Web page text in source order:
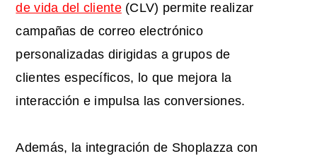
de vida del cliente(CLV) permite realizar
campañas de correo electrónico
personalizadas dirigidas a grupos de
clientes específicos, lo que mejora la
interacción e impulsa las conversiones.
Además, la integración de Shoplazza con